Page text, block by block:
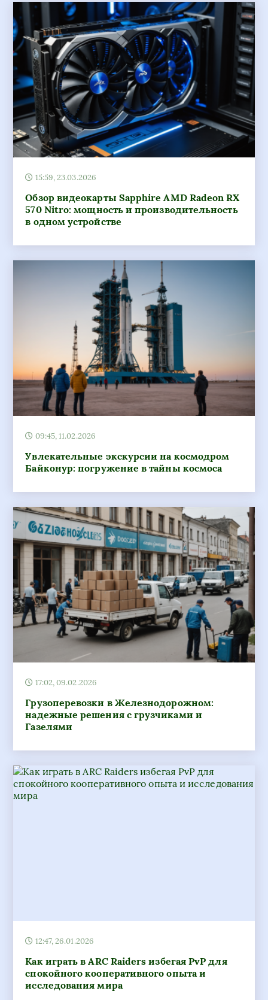
15:59, 23.03.2026
Обзор видеокарты Sapphire AMD Radeon RX
570 Nitro: мощность и производительность
в одном устройстве
09:45, 11.02.2026
Увлекательные экскурсии на космодром
Байконур: погружение в тайны космоса
17:02, 09.02.2026
Грузоперевозки в Железнодорожном:
надежные решения с грузчиками и
Газелями
12:47, 26.01.2026
Как играть в ARC Raiders избегая PvP для
спокойного кооперативного опыта и
исследования мира